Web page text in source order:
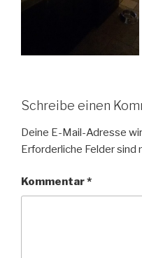
Schreibe einen
Deine E-Mail-Adresse
Erforderliche Felder sind
Kommentar*